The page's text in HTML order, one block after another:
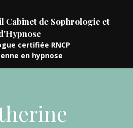
Cabinet de Sophrologie et
certifiée RNCP
en hypnose